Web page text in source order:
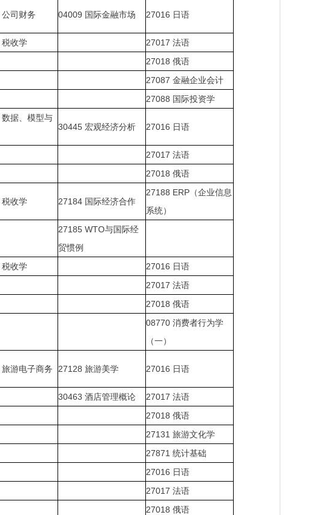
公司财务 04009 国际金融市场 27016 日语
税收学 27017 法语
27018 俄语
27087 金融企业会计
27088 国际投资学
数据、模型与
30445 宏观经济分析 27016 日语
27017 法语
27018 俄语
税收学 27184 国际经济合作
27188 ERP （企业信息
系统）
27185 WTO与国际经
贸惯例
税收学 27016 日语
27017 法语
27018 俄语
08770 消费者行为学
（一）
旅游电子商务 27128 旅游美学 27016 日语
30463 酒店管理概论 27017 法语
27018 俄语
27131 旅游文化学
27871 统计基础
27016 日语
27017 法语
27018 俄语